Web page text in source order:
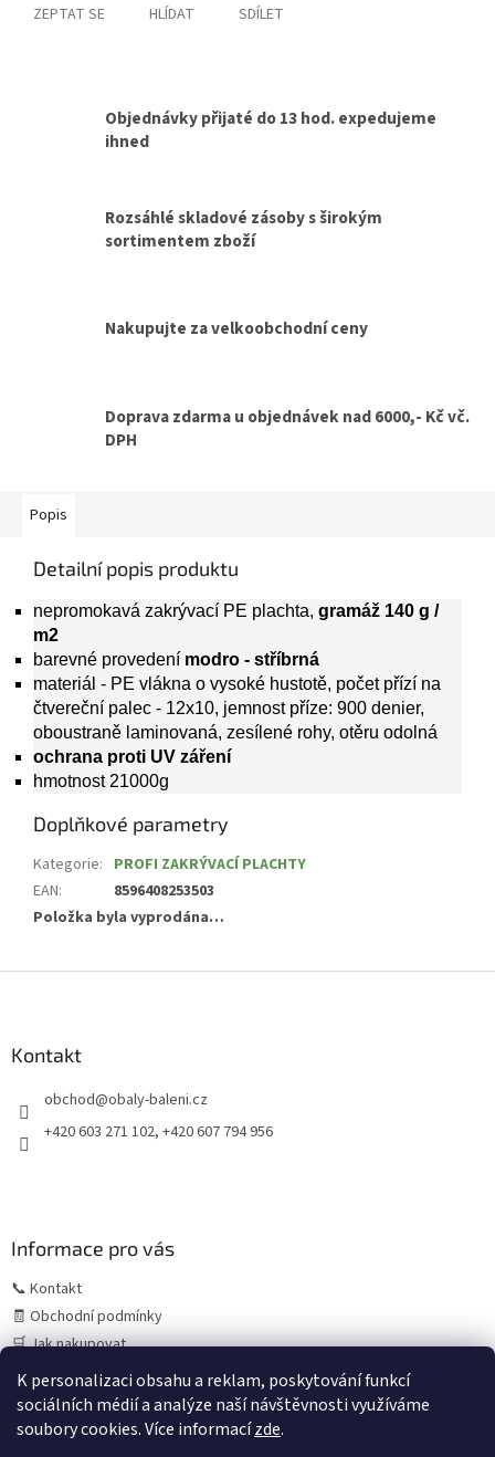
K personalizaci obsahu a reklam, poskytování funkcí
sociálních médií a analýze naší návštěvnosti využíváme
soubory cookies. Více informacízde.
ZEPTAT SE HLÍDAT SDÍLET
Objednávky přijaté do 13 hod. expedujeme
ihned
Rozsáhlé skladové zásoby s širokým
sortimentem zboží
Nakupujte za velkoobchodní ceny
Doprava zdarma u objednávek nad 6000,- Kč vč.
DPH
Popis
Detailní popis produktu
nepromokavá zakrývací PE plachta, gramáž 140 g /
m2
barevné provedení modro - stříbrná
materiál - PE vlákna o vysoké hustotě, počet přízí na
čtvereční palec - 12x10, jemnost příze: 900 denier,
oboustraně laminovaná, zesílené rohy, otěru odolná
ochrana proti UV záření
hmotnost 21000g
Doplňkové parametry
Kategorie: PROFI ZAKRÝVACÍ PLACHTY
EAN:
8596408253503
Položka byla vyprodána…
Kontakt
obchod@obaly-baleni.cz
+420 603 271 102, +420 607 794 956
Informace pro vás
📞 Kontakt
🧾 Obchodní podmínky
🛒 Jak nakupovat
⚠️ Zásady práce s osobními údaji (GDPR)